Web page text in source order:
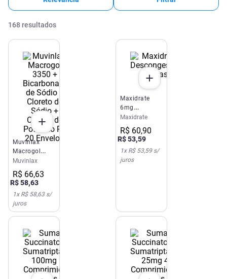
168 resultados
Muvinlax
Macrogol
3350 +
Bicarbonato
de Sódio +
Cloreto de
Sódio +
Cloreto de
Potássio Pó
Muvinlax
R$ 66,63
R$58,63
1x R$ 58,63s/
juros
Maxidrate
6mg
Descongestionante
Gel Nasal 30g
Maxidrate
R$ 60,90
R$53,59
1x R$ 53,59s/
juros